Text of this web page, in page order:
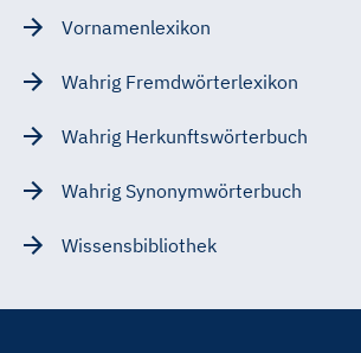
Vornamenlexikon
Wahrig Fremdwörterlexikon
Wahrig Herkunftswörterbuch
Wahrig Synonymwörterbuch
Wissensbibliothek